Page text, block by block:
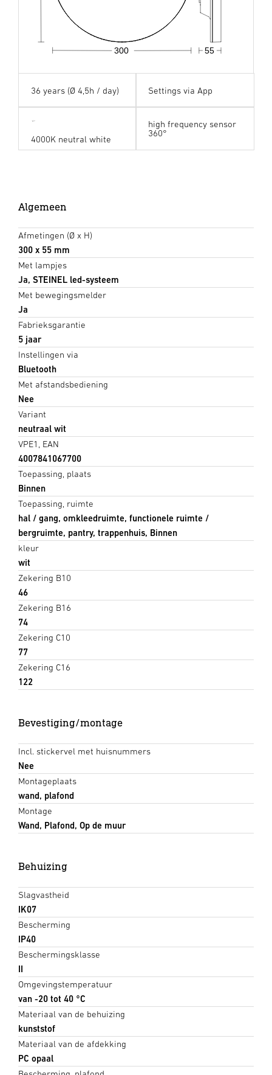
55
300
36 years (Ø 4,5h / day) Settings via App
4000K neutral white
high frequency sensor
360°
Algemeen
Afmetingen (Ø x H)
300 x 55 mm
Met lampjes
Ja, STEINEL led-systeem
Met bewegingsmelder
Ja
Fabrieksgarantie
5 jaar
Instellingen via
Bluetooth
Met afstandsbediening
Nee
Variant
neutraal wit
VPE1, EAN
4007841067700
Toepassing, plaats
Binnen
Toepassing, ruimte
hal / gang, omkleedruimte, functionele ruimte /
bergruimte, pantry, trappenhuis, Binnen
kleur
wit
Zekering B10
46
Zekering B16
74
Zekering C10
77
Zekering C16
122
Bevestiging/montage
Incl. stickervel met huisnummers
Nee
Montageplaats
wand, plafond
Montage
Wand, Plafond, Op de muur
Behuizing
Slagvastheid
IK07
Bescherming
IP40
Beschermingsklasse
II
Omgevingstemperatuur
van -20 tot 40 °C
Materiaal van de behuizing
kunststof
Materiaal van de afdekking
PC opaal